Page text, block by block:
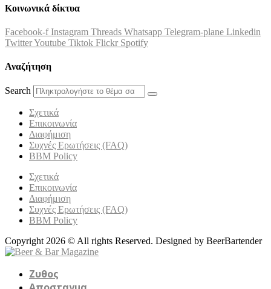
Κοινωνικά δίκτυα
Facebook-f Instagram Threads Whatsapp Telegram-plane Linkedin
TwitterYoutube Tiktok Flickr Spotify
Αναζήτηση
Search
Σχετικά
Επικοινωνία
Διαφήμιση
Συχνές Ερωτήσεις (FAQ)
BBM Policy
Σχετικά
Επικοινωνία
Διαφήμιση
Συχνές Ερωτήσεις (FAQ)
BBM Policy
Copyright 2026 © All rights Reserved. Designed by BeerBartender
Ζυθος